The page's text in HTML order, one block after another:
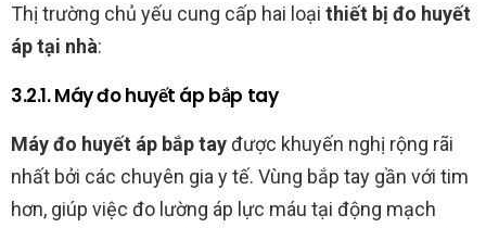
Thị trường chủ yếu cung cấp hai loại thiết bị đo huyết
áp tại nhà:
3.2.1. Máy đo huyết áp bắp tay
Máy đo huyết áp bắp tayđược khuyến nghị rộng rãi
nhất bởi các chuyên gia y tế. Vùng bắp tay gần với tim
hơn, giúp việc đo lường áp lực máu tại động mạch